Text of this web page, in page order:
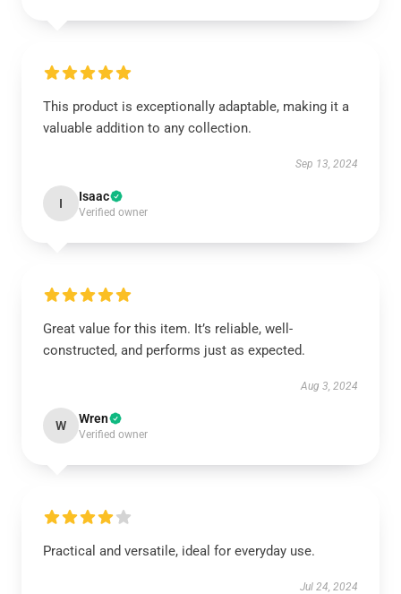
This product is exceptionally adaptable, making it a
valuable addition to any collection.
Sep 13, 2024
I Isaac
Verified owner
Great value for this item. It’s reliable, well-
constructed, and performs just as expected.
Aug 3, 2024
W Wren
Verified owner
Practical and versatile, ideal for everyday use.
Jul 24, 2024